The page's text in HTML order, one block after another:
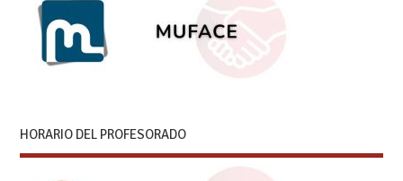
HORARIO DEL PROFESORADO